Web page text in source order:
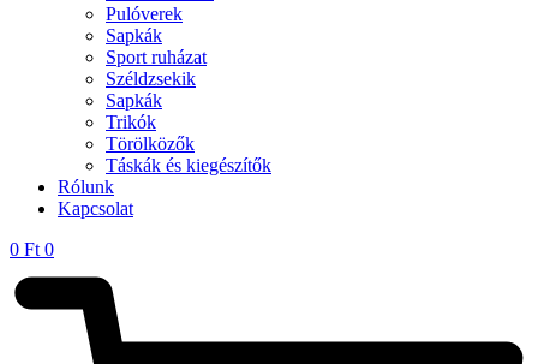
Pulóverek
Sapkák
Sport ruházat
Széldzsekik
Sapkák
Trikók
Törölközők
Táskák és kiegészítők
Rólunk
Kapcsolat
0 Ft 0